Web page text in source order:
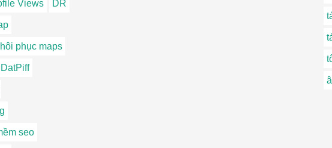
Views DR
phục maps
seo